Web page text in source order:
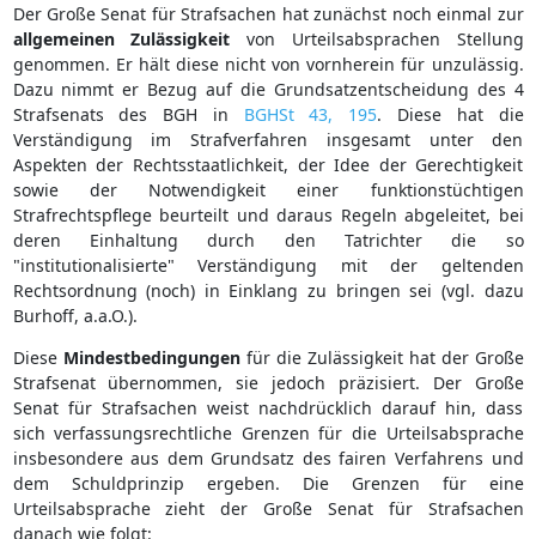
Der Große Senat für Strafsachen hat zunächst noch einmal zur
allgemeinen
Zulässigkeit von Urteilsabsprachen Stellung
genommen. Er hält diese nicht von vornherein für unzulässig.
Dazu nimmt er Bezug auf die Grundsatzentscheidung des 4
Strafsenats des BGH in BGHSt 43, 195. Diese hat die
Verständigung im Strafverfahren insgesamt unter den
Aspekten der Rechtsstaatlichkeit, der Idee der Gerechtigkeit
sowie der Notwendigkeit einer funktionstüchtigen
Strafrechtspflege beurteilt und daraus Regeln abgeleitet, bei
deren Einhaltung durch den Tatrichter die so
"institutionalisierte" Verständigung mit der geltenden
Rechtsordnung (noch) in Einklang zu bringen sei (vgl. dazu
Burhoff, a.a.O.).
Diese Mindestbedingungenfür die Zulässigkeit hat der Große
Strafsenat übernommen, sie jedoch präzisiert. Der Große
Senat für Strafsachen weist nachdrücklich darauf hin, dass
sich verfassungsrechtliche Grenzen für die Urteilsabsprache
insbesondere aus dem Grundsatz des fairen Verfahrens und
dem Schuldprinzip ergeben. Die Grenzen für eine
Urteilsabsprache zieht der Große Senat für Strafsachen
danach wie folgt: